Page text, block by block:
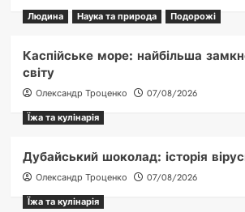
Людина
Наука та природа Подорожі
Каспійське море: найбільша
світу
Олександр Троценко
07/08/2026
Їжа та кулінарія
Дубайський шоколад: історія
Олександр Троценко
07/08/2026
Їжа та кулінарія